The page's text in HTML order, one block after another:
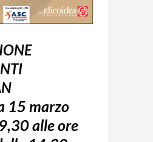
15 marzo
alle ore